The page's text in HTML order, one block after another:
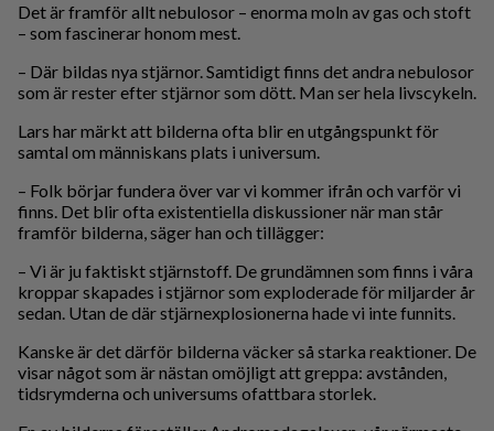
Det är framför allt nebulosor – enorma moln av gas och stoft
– som fascinerar honom mest.
– Där bildas nya stjärnor. Samtidigt finns det andra nebulosor
som är rester efter stjärnor som dött. Man ser hela livscykeln.
Lars har märkt att bilderna ofta blir en utgångspunkt för
samtal om människans plats i universum.
– Folk börjar fundera över var vi kommer ifrån och varför vi
finns. Det blir ofta existentiella diskussioner när man står
framför bilderna, säger han och tillägger:
– Vi är ju faktiskt stjärnstoff. De grundämnen som finns i våra
kroppar skapades i stjärnor som exploderade för miljarder år
sedan. Utan de där stjärnexplosionerna hade vi inte funnits.
Kanske är det därför bilderna väcker så starka reaktioner. De
visar något som är nästan omöjligt att greppa: avstånden,
tidsrymderna och universums ofattbara storlek.